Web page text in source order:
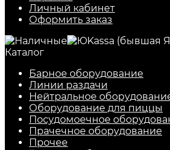
Личный кабинет
Оформить заказ
Каталог
Барное оборудование
Линии раздачи
Нейтральное
Оборудование для пиццы
Посудомоечное
Прачечное оборудование
Прочее